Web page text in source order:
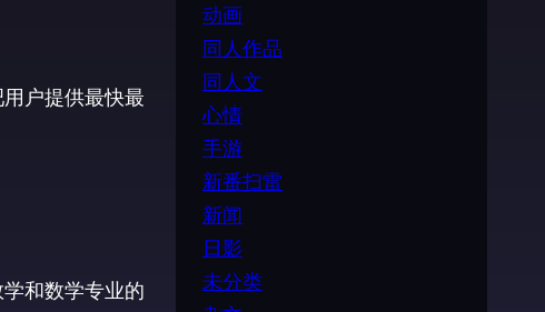
户提供最快最
和数学专业的
动画
同人作品
同人文
心情
手游
新番扫雷
新闻
日影
未分类